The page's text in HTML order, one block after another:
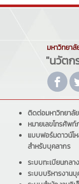
มหาวิทยาลั
"นวัตก
ติดต่อมหาวิทยาลัย
หมายเลขโทรศัพท์
แบบฟอร์มดาวน์โ
สำหรับบุคลากร
ระบบทะเบียนกลาง
ระบบบริหารงาน